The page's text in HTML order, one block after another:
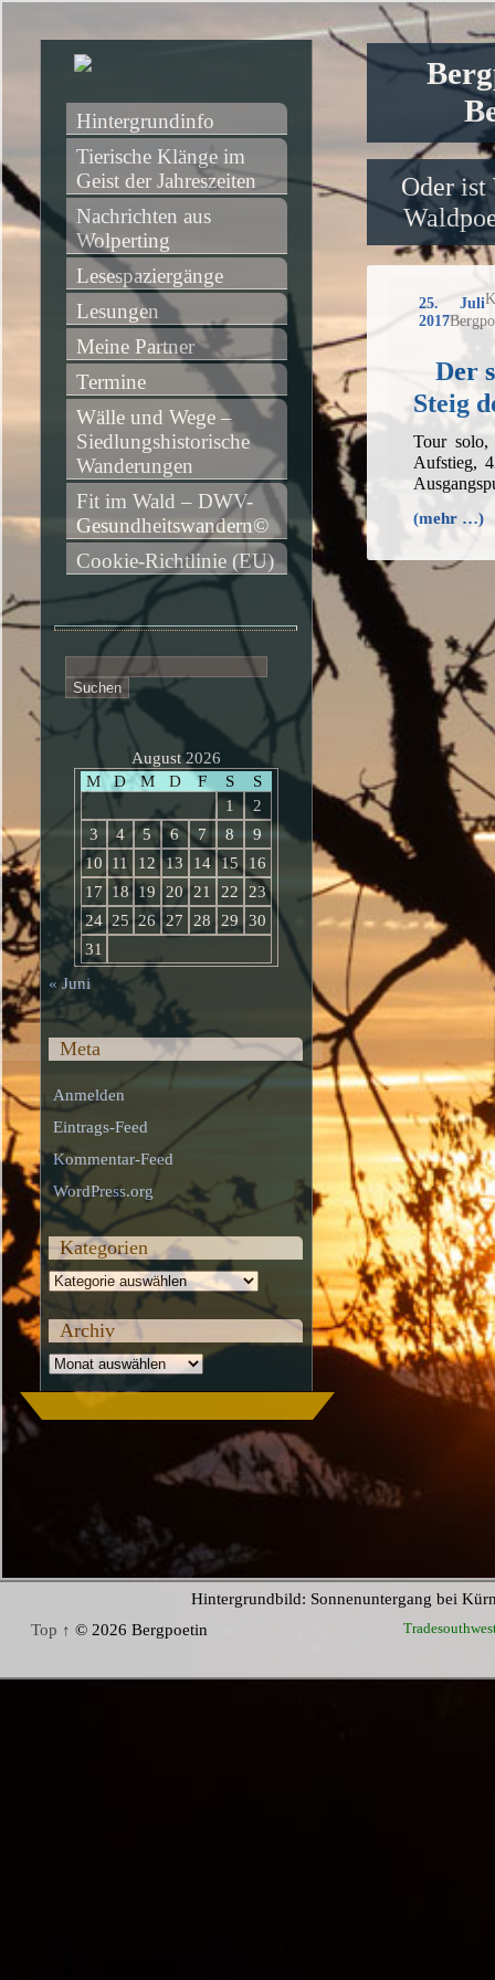
Oder ist
25. Juli
2017
Der
Steig
Tour
Aufstieg,
(mehr …)
Hintergrundinfo
Tierische Klänge im
Geist der Jahreszeiten
Nachrichten aus
Wolperting
Lesespaziergänge
Lesungen
Meine Partner
Termine
Wälle und Wege –
Siedlungshistorische
Wanderungen
Fit im Wald – DWV-
Gesundheitswandern©
Cookie-Richtlinie (EU)
nach:
August 2026
M
D M D F S
S
1
2
3
4 5 6 7 8
9
10
11 12 13 14 15
16
17
18 19 20 21 22
23
24 25 26 27 28 29
30
31
« Juni
Meta
Anmelden
Eintrags-Feed
Kommentar-Feed
WordPress.org
Kategorien
Kategorien
Archiv
Archiv
Hintergrundbild: Sonnenuntergang bei
Top ↑ © 2026 Bergpoetin